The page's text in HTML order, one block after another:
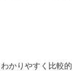
かりやすく比較的